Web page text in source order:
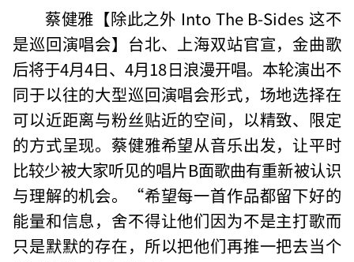
蔡健雅【除此之外 Into The B-Sides 这不
是巡回演唱会】台北、上海双站官宣，金曲歌
后将于4月4日、4月18日浪漫开唱。本轮演出不
同于以往的大型巡回演唱会形式，场地选择在
可以近距离与粉丝贴近的空间，以精致、限定
的方式呈现。蔡健雅希望从音乐出发，让平时
比较少被大家听见的唱片B面歌曲有重新被认识
与理解的机会。“希望每一首作品都留下好的
能量和信息，舍不得让他们因为不是主打歌而
只是默默的存在，所以把他们再推一把去当个